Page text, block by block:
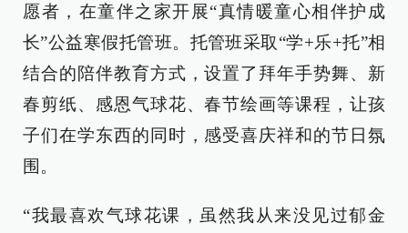
愿者，在童伴之家开展“真情暖童心相伴护成
长”公益寒假托管班。托管班采取“学+乐+托”相
结合的陪伴教育方式，设置了拜年手势舞、新
春剪纸、感恩气球花、春节绘画等课程，让孩
子们在学东西的同时，感受喜庆祥和的节日氛
围。
“我最喜欢气球花课，虽然我从来没见过郁金